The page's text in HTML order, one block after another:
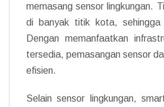
memasang sensor lingkungan.
di banyak titik kota, sehingga
Dengan memanfaatkan
tersedia, pemasangan sensor
efisien.
Selain sensor lingkungan,